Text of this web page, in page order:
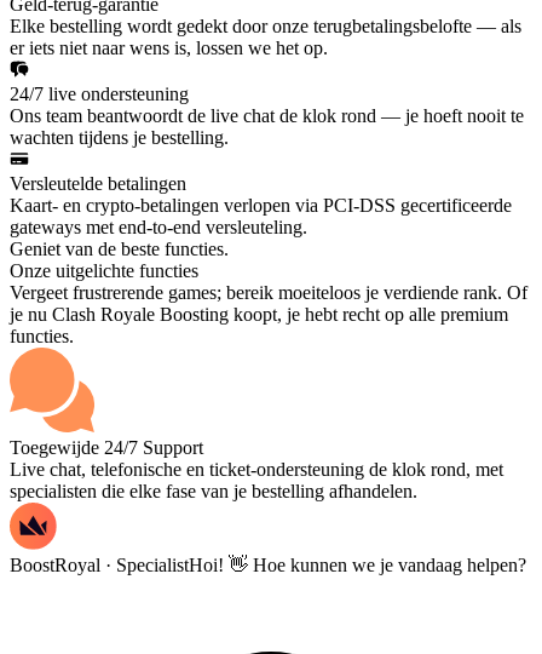
Geld-terug-garantie
Elke bestelling wordt gedekt door onze terugbetalingsbelofte — als
er iets niet naar wens is, lossen we het op.
24/7 live ondersteuning
Ons team beantwoordt de live chat de klok rond — je hoeft nooit te
wachten tijdens je bestelling.
Versleutelde betalingen
Kaart- en crypto-betalingen verlopen via PCI-DSS gecertificeerde
gateways met end-to-end versleuteling.
Geniet van de beste functies.
Onze uitgelichte functies
Vergeet frustrerende games; bereik moeiteloos je verdiende rank. Of
je nu Clash Royale Boosting koopt, je hebt recht op alle premium
functies.
Toegewijde 24/7 Support
Live chat, telefonische en ticket-ondersteuning de klok rond, met
specialisten die elke fase van je bestelling afhandelen.
BoostRoyal · SpecialistHoi! 👋 Hoe kunnen we je vandaag helpen?